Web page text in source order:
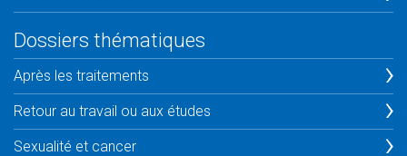
Dossiers thématiques
Après les traitements
Retour au travail ou aux études
Sexualité et cancer